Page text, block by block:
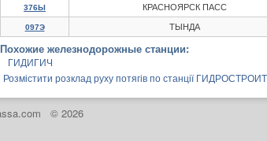
376Ы КРАСНОЯРСК ПАСС
097Э ТЫНДА
Похожие железнодорожные станции:
ГИДИГИЧ
Розмістити розклад руху потягів по станції
© 2026